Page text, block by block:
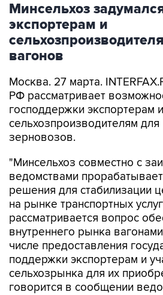
Минсельхоз
экспортерам и
вагонов
Москва. 27 марта.
РФ рассматривает
господдержки экспортерам и
сельхозпроизводителям
зерновозов.
"Минсельхоз совместно с
ведомствами
решения для стабилизации
на рынке транспортных
рассматривается вопрос
внутреннего рынка
числе предоставления
поддержки экспортерам и
сельхозрынка для их
говорится в сообщении